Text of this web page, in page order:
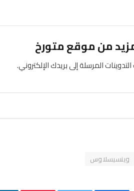
من موقع متورخ
المرسلة إلى بريدك الإلكتروني.
وينسيسلاوس